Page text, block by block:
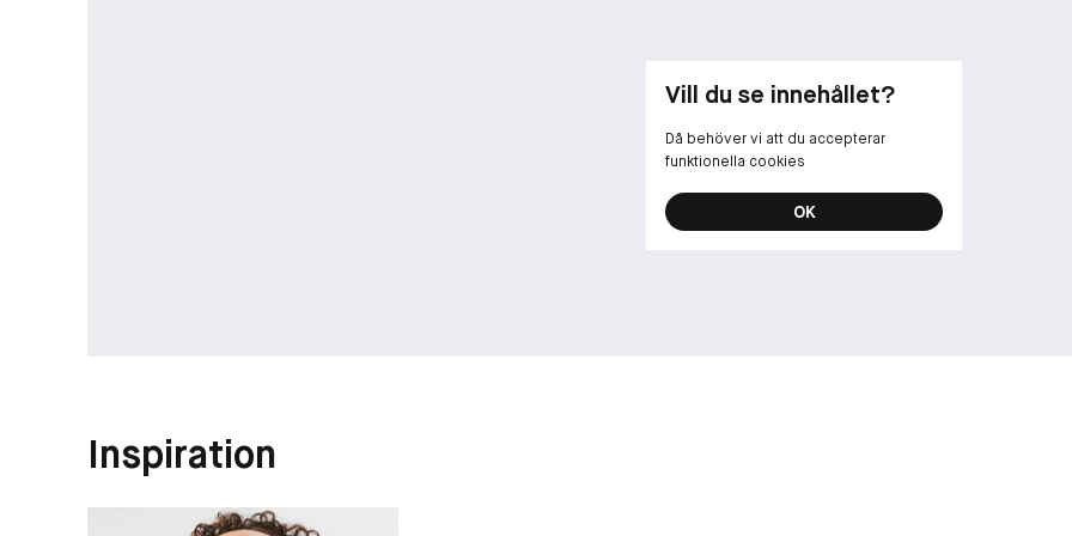
Vill du se innehållet?
Då behöver vi att du accepterar
funktionella cookies
OK
Inspiration